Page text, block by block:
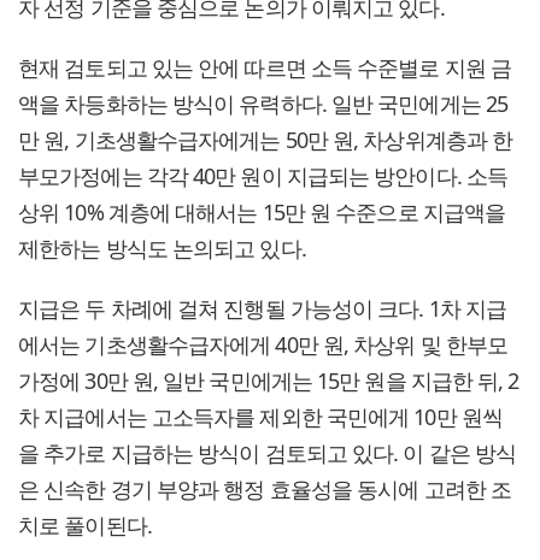
자 선정 기준을 중심으로 논의가 이뤄지고 있다.
현재 검토되고 있는 안에 따르면 소득 수준별로 지원 금
액을 차등화하는 방식이 유력하다. 일반 국민에게는 25
만 원, 기초생활수급자에게는 50만 원, 차상위계층과 한
부모가정에는 각각 40만 원이 지급되는 방안이다. 소득
상위 10% 계층에 대해서는 15만 원 수준으로 지급액을
제한하는 방식도 논의되고 있다.
지급은 두 차례에 걸쳐 진행될 가능성이 크다. 1차 지급
에서는 기초생활수급자에게 40만 원, 차상위 및 한부모
가정에 30만 원, 일반 국민에게는 15만 원을 지급한 뒤, 2
차 지급에서는 고소득자를 제외한 국민에게 10만 원씩
을 추가로 지급하는 방식이 검토되고 있다. 이 같은 방식
은 신속한 경기 부양과 행정 효율성을 동시에 고려한 조
치로 풀이된다.